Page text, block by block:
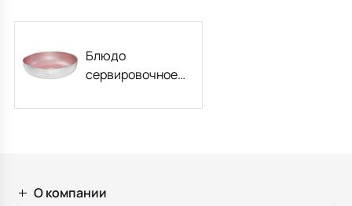
Блюдо
сервировочное
см, розовое
О компании